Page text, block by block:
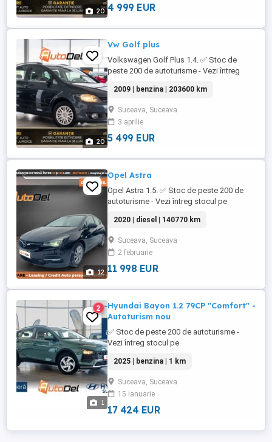
20
Manuala * Tractiune: Fata * ...
4 999 EUR
20
Vw Golf plus
Volkswagen Golf Plus 1.4. ✅ Stoc de
peste 200 de autoturisme - Vezi întreg
Volkswagen Golf Plus /// * Culoare :
Albastru Metalizat * Km= > 100% reali &
verificabili * An fabricatie: 2009 * Data
primei înmatriculări: august 2009 * Putere
motor: 122 CP * ...
2009 | benzina | 203600 km
Suceava, Suceava
3 aprilie
5 499 EUR
12
Opel Astra
Opel Astra 1.5. ✅ Stoc de peste 200 de
autoturisme - Vezi întreg stocul pe
/// * Culoare : Negru Metalizat * Km=
140770 > 100% reali & verificabili * An
fabricatie: 2020 * Data primei înmatriculări:
decembrie 2020 * Putere motor: 122 CP *
Combustibil: ...
2020 | diesel | 140770 km
Suceava, Suceava
2 februarie
11 998 EUR
1
2
Hyundai Bayon 1.2 79CP "Comfort" -
Autoturism nou
✅ Stoc de peste 200 de autoturisme -
Vezi întreg stocul pe
Bayon 1.2 79CP "Comfort" /// * Culoare :
Verde Metalizat * Km= 1 > 100% reali &
verificabili * An fabricatie: 2025 * Putere
motor: 79 CP * Combustibil: Benzina *
Cutie viteze Manuala * Tractiune: ...
2025 | benzina | 1 km
Suceava, Suceava
15 ianuarie
17 424 EUR